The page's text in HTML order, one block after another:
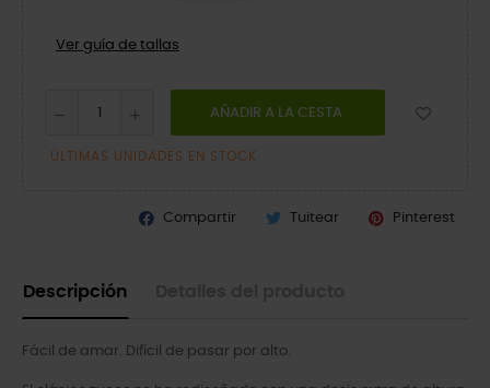
Ver guía de tallas
AÑADIR A LA CESTA
ÚLTIMAS UNIDADES EN STOCK
Compartir Tuitear Pinterest
Descripción
Fácil de amar. Difícil de pasar por alto.